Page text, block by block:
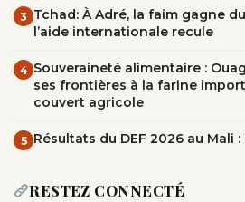
3 Tchad: À Adré, la faim gagne
l’aide internationale recule
4 Souveraineté alimentaire :
ses frontières à la farine
couvert agricole
5 Résultats du DEF 2026 au Mali
RESTEZ CONNECTÉ